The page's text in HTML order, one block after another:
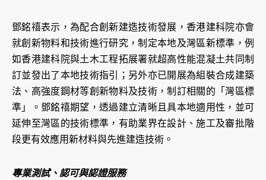
鄧銘禧表示，為配合創新建造技術發展，香港建科院亦會
就創新物料和技術進行研究，制定本地及灣區新標準，例
如香港建科院與土木工程拓展署就超高性能混凝土共同制
訂並發出了本地技術指引；另外亦已開展為組裝合成建築
法、高強度鋼材等創新物料及技術，制訂相關的「灣區標
準」。鄧銘禧期望，透過建立清晰且具本地適用性，並可
延伸至灣區的技術標準，有助業界在設計、施工及審批階
段更有效應用新材料與先進建造技術。
專業測試、認可與認證服務